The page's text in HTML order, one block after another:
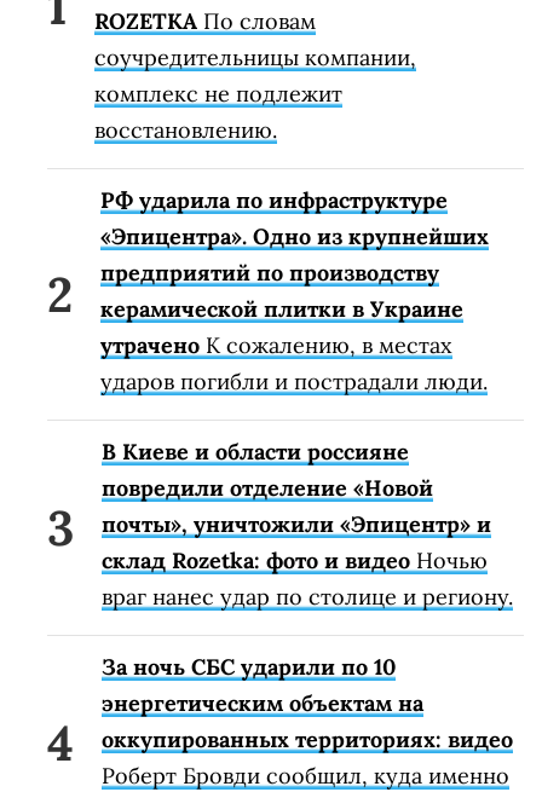
ROZETKA По словам
соучредительницы компании,
комплекс не подлежит
восстановлению.
РФ ударила по инфраструктуре
«Эпицентра». Одно из крупнейших
предприятий по производству
керамической плитки в Украине
утрачено К сожалению, в местах
ударов погибли и пострадали люди.
В Киеве и области россияне
повредили отделение «Новой
почты», уничтожили «Эпицентр» и
склад Rozetka: фото и видео Ночью
враг нанес удар по столице и региону.
За ночь СБС ударили по 10
энергетическим объектам на
оккупированных территориях: видео
Роберт Бровди сообщил, куда именно